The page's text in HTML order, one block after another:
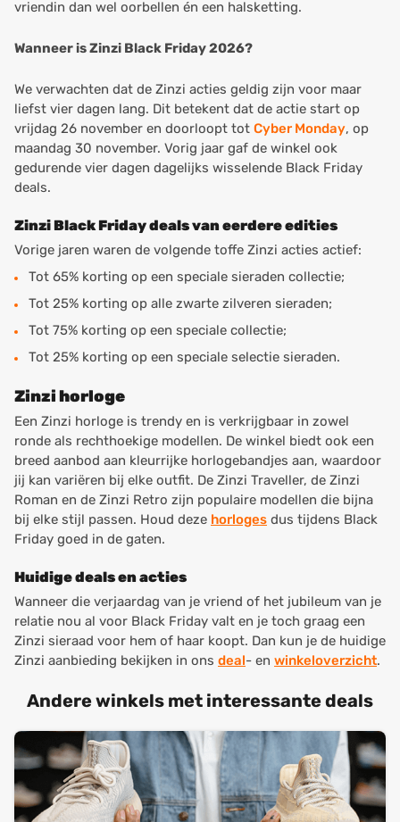
vriendin dan wel oorbellen én een halsketting.
Wanneer is Zinzi Black Friday 2026?
We verwachten dat de Zinzi acties geldig zijn voor maar
liefst vier dagen lang. Dit betekent dat de actie start op
vrijdag 26 november en doorloopt tot Cyber Monday, op
maandag 30 november. Vorig jaar gaf de winkel ook
gedurende vier dagen dagelijks wisselende Black Friday
deals.
Zinzi Black Friday deals van eerdere edities
Vorige jaren waren de volgende toffe Zinzi acties actief:
Tot 65% korting op een speciale sieraden collectie;
Tot 25% korting op alle zwarte zilveren sieraden;
Tot 75% korting op een speciale collectie;
Tot 25% korting op een speciale selectie sieraden.
Zinzi horloge
Een Zinzi horloge is trendy en is verkrijgbaar in zowel
ronde als rechthoekige modellen. De winkel biedt ook een
breed aanbod aan kleurrijke horlogebandjes aan, waardoor
jij kan variëren bij elke outfit. De Zinzi Traveller, de Zinzi
Roman en de Zinzi Retro zijn populaire modellen die bijna
bij elke stijl passen. Houd deze horloges dus tijdens Black
Friday goed in de gaten.
Huidige deals en acties
Wanneer die verjaardag van je vriend of het jubileum van je
relatie nou al voor Black Friday valt en je toch graag een
Zinzi sieraad voor hem of haar koopt. Dan kun je de huidige
Zinzi aanbieding bekijken in ons deal- en winkeloverzicht.
Andere winkels met interessante deals